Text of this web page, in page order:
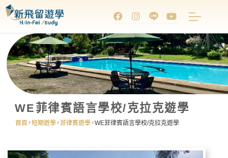
WE菲律賓語言學校/克拉克遊學
首頁 / 短期遊學 / 菲律賓遊學 / WE菲律賓語言學校/克拉克遊學